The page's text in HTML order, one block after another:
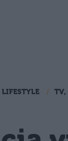
LIFESTYLE TV,